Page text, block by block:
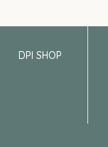
DPI SHOP